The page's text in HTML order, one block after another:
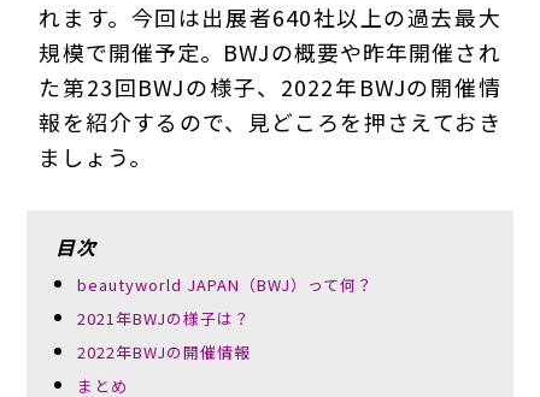
れます。今回は出展者640社以上の過去最大
規模で開催予定。BWJの概要や昨年開催され
た第23回BWJの様子、2022年BWJの開催情
報を紹介するので、見どころを押さえておき
ましょう。
目次
beautyworld JAPAN（BWJ）って何？
2021年BWJの様子は？
2022年BWJの開催情報
まとめ